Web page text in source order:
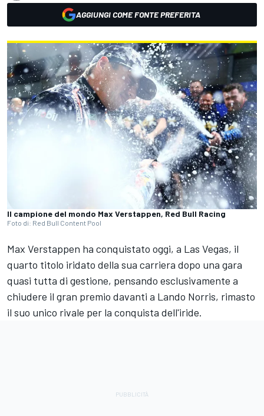
AGGIUNGI COME FONTE PREFERITA
Il campione del mondo Max Verstappen, Red Bull Racing
Foto di: Red Bull Content Pool
Max Verstappen ha conquistato oggi, a Las Vegas, il
quarto titolo iridato della sua carriera dopo una gara
quasi tutta di gestione, pensando esclusivamente a
chiudere il gran premio davanti a Lando Norris, rimasto
il suo unico rivale per la conquista dell'iride.